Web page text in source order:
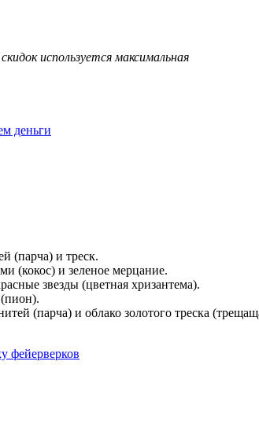
используется максимальная
деньги
(парча) и треск.
(кокос) и зеленое мерцание.
звезды (цветная хризантема).
(парча) и облако золотого треска
фейерверков